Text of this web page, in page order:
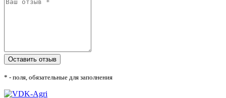
* - поля, обязательные для заполнения